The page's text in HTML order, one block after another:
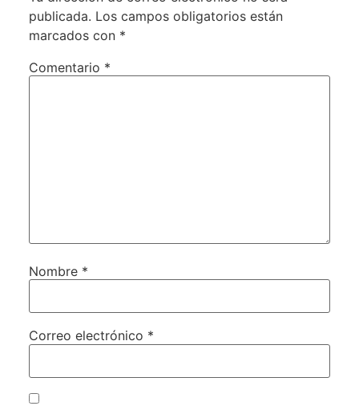
publicada. Los campos obligatorios están
marcados con *
Comentario *
Nombre *
Correo electrónico *